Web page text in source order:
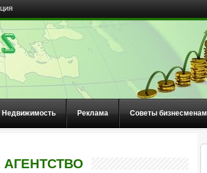
Недвижимость Реклама Советы бизнесменам